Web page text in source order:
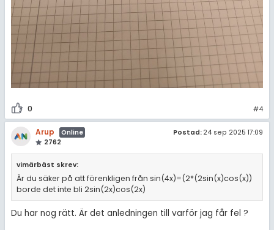
0 #4
Arup
Online
2762
Postad: 24 sep 2025 17:09
vimärbäst skrev:
Är du säker på att förenkligen från sin(4x)=(2*(2sin(x)cos(x))
borde det inte bli 2sin(2x)cos(2x)
Du har nog rätt. Är det anledningen till varför jag får fel ?